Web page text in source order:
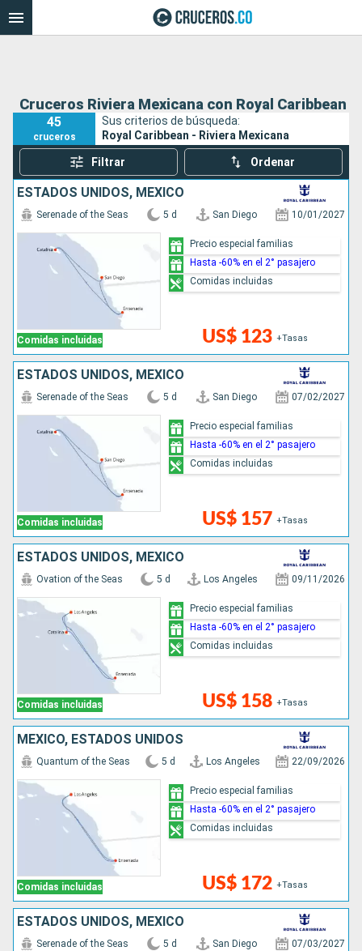
Cruceros Riviera Mexicana con Royal Caribbean
45
cruceros
Sus criterios de búsqueda:
Royal Caribbean - Riviera Mexicana
Filtrar Ordenar
ESTADOS UNIDOS, MÉXICO
Comidas incluidas
Serenade of the Seas 5 d San Diego 10/01/2027
US$ 123 +Tasas
Precio especial familias
Hasta -60% en el 2° pasajero
Comidas incluidas
ESTADOS UNIDOS, MÉXICO
Comidas incluidas
Serenade of the Seas 5 d San Diego 07/02/2027
US$ 157 +Tasas
Precio especial familias
Hasta -60% en el 2° pasajero
Comidas incluidas
ESTADOS UNIDOS, MÉXICO
Comidas incluidas
Ovation of the Seas 5 d Los Angeles 09/11/2026
US$ 158 +Tasas
Precio especial familias
Hasta -60% en el 2° pasajero
Comidas incluidas
MÉXICO, ESTADOS UNIDOS
Comidas incluidas
Quantum of the Seas 5 d Los Angeles 22/09/2026
US$ 172 +Tasas
Precio especial familias
Hasta -60% en el 2° pasajero
Comidas incluidas
ESTADOS UNIDOS, MÉXICO
Serenade of the Seas 5 d San Diego 07/03/2027